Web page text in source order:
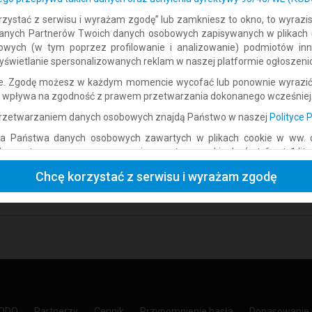
Powiadomimy Cię na e-mail o
Podany adres e-mail wykorzystamy do dostarczenia wybranych
zapoznałeś/aś się i akceptujesz Regulamin, a także Politykę
przetwarzania danych osobowych przez Tomasz Trzonkowski.
z serwisu i wyrażam zgodę” lub zamkniesz to okno, to
Partnerów Twoich danych osobowych zapisywanych w
(w tym poprzez profilowanie i analizowanie) podmiotów
spersonalizowanych reklam w naszej platformie
Zgodę możesz w każdym momencie wycofać lub ponownie
na zgodność z prawem przetwarzania dokonanego wcześniej.
danych osobowych znajdą Państwo w naszej Polityce
Państwa danych osobowych zawartych w plikach cookie w ww.
wyrażona poprzez zaznaczanie powyższego okienka (art. 6 ust. 1 lit.
prawa: prawo żądania dostępu do swoich danych, prawo do ich
oraz prawo do przenoszenia danych. Więcej
Państwu uprawnień, znajdziecie Państwo w naszej
Chcę korzystać z serwisu i wyrażam zgodę